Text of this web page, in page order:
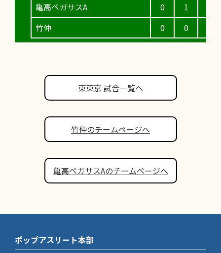
亀高ペガサスA
竹仲
0
0
1
0
東東京 試合一覧へ
竹仲のチームページへ
亀高ペガサスAのチームページへ
ポップアスリート本部